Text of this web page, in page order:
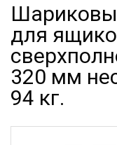
для
320 мм
94 кг.